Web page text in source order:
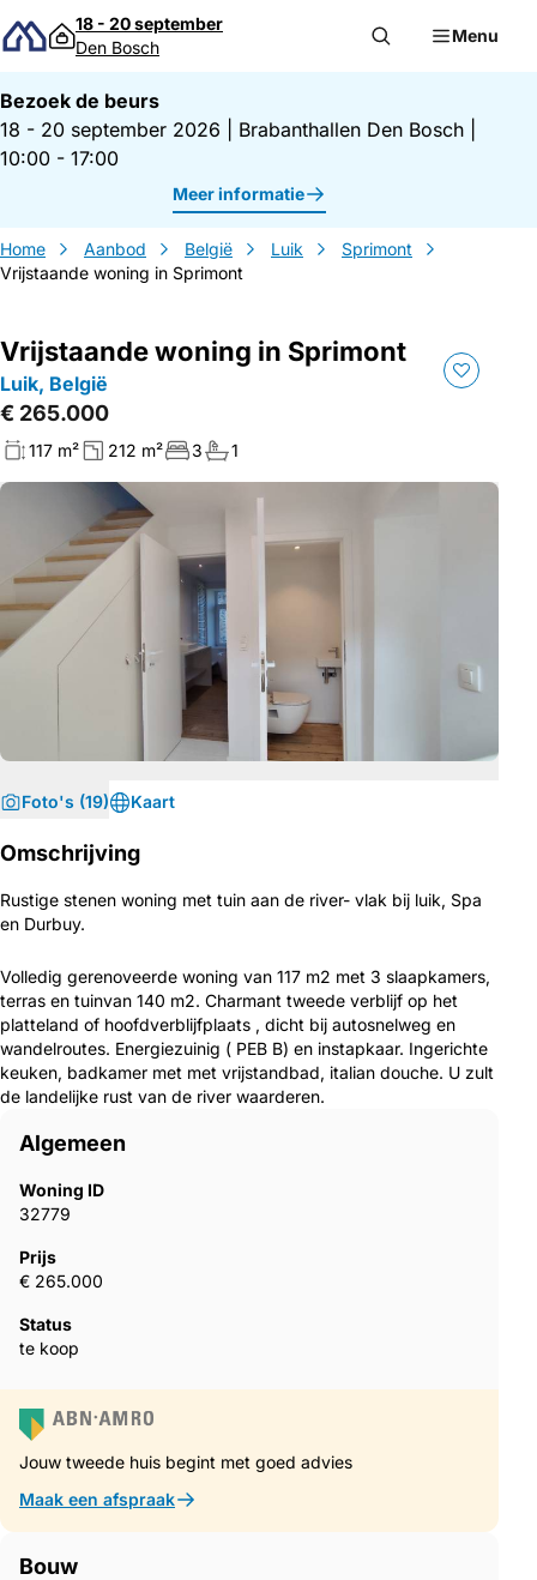
Direct naar inhoud
18 - 20 september
Den Bosch
Menu
Bezoek de beurs
18 - 20 september 2026
Brabanthallen Den Bosch
10:00 - 17:00
Meer informatie
Home Aanbod België Luik
Sprimont
Vrijstaande woning in Sprimont
Vrijstaande woning in Sprimont
Luik, België
€ 265.000
117 m² 212 m² 3 1
Foto's (19) Kaart
Omschrijving
Rustige stenen woning met tuin aan de river- vlak bij luik, Spa
en Durbuy.
Volledig gerenoveerde woning van 117 m2 met 3 slaapkamers,
terras en tuinvan 140 m2. Charmant tweede verblijf op het
platteland of hoofdverblijfplaats , dicht bij autosnelweg en
wandelroutes. Energiezuinig ( PEB B) en instapkaar. Ingerichte
keuken, badkamer met met vrijstandbad, italian douche. U zult
de landelijke rust van de river waarderen.
Algemeen
Woning ID
32779
Prijs
€ 265.000
Status
te koop
Jouw tweede huis begint met goed advies
Maak een afspraak
Bouw